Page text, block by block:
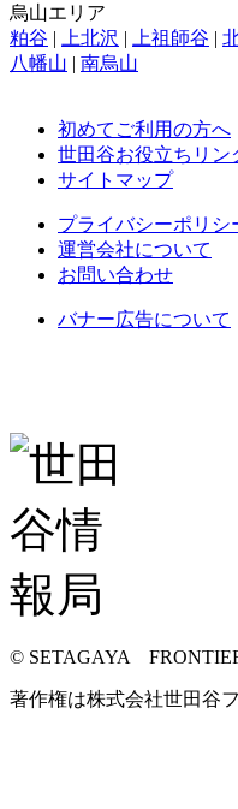
烏山エリア
粕谷 | 上北沢 | 上祖師谷 |
八幡山 | 南烏山
初めてご利用の方へ
世田谷お役立ちリン
サイトマップ
プライバシーポリシ
運営会社について
お問い合わせ
バナー広告について
© SETAGAYA
著作権は株式会社世田谷